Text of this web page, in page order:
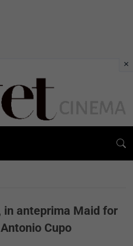
in anteprima Maid for
Cupo
×